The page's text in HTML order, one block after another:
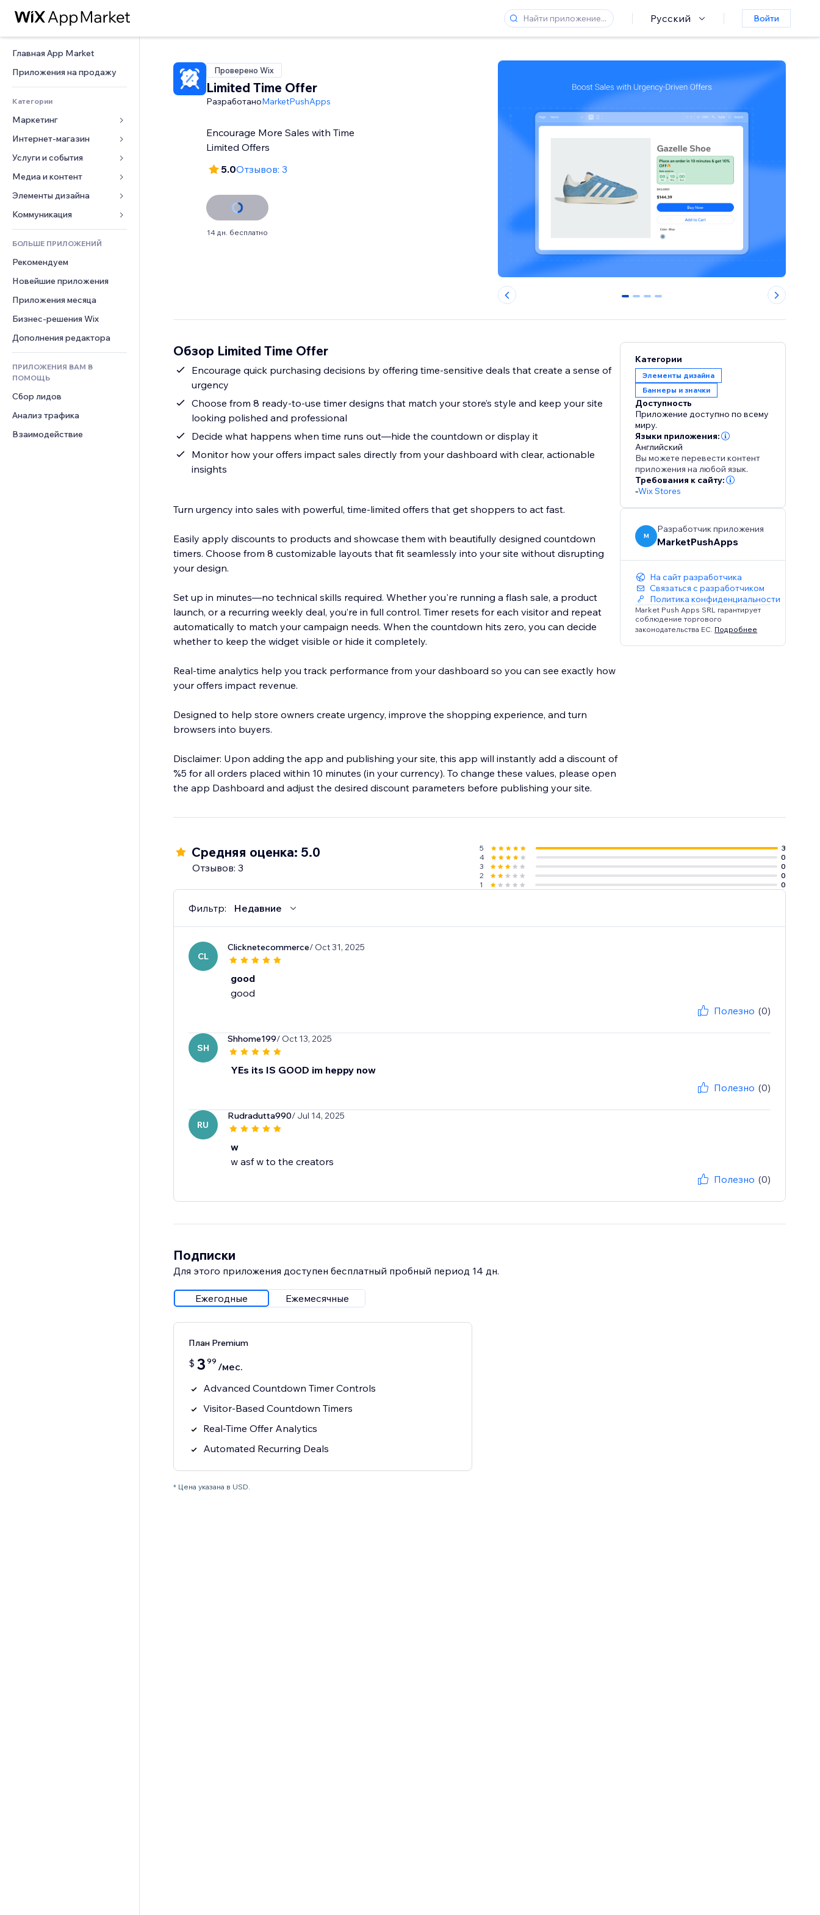
Русский Войти
Главная App Market
Приложения на продажу
Категории
Маркетинг
Реклама
Моб. версия
Веб-аналитика
Списки сайтов
Эл. почта
Интернет-магазин
Приложения для магазинов
Доставка
Кнопки продаж
Бухгалтерский учет
Купоны и лояльность
Складские услуги
Еда и напитки
Услуги и события
Отели
События
Рестораны
Недвижимость
Онлайн-запись
Медиа и контент
Галерея
Музыка
Подкасты
Фотография
Видео
PDF
Обмен файлами
Новости
Элементы дизайна
Карты и навигация
Конфиденциальность и
безопасность
Часы
Баннеры и значки
Калькуляторы
Погода
Графики и таблицы
Формы
Опросы
Чат
Комментарии
Телефон
Сообщество
Отзывы и комментарии
Управление отношениями с
клиентом (CRM)
БОЛЬШЕ ПРИЛОЖЕНИЙ
Рекомендуем
Новейшие приложения
Приложения месяца
Бизнес-решения Wix
Дополнения редактора
ПРИЛОЖЕНИЯ ВАМ В
ПОМОЩЬ
Сбор лидов
Анализ трафика
Взаимодействие
Проверено Wix
Limited Time Offer
РазработаноMarketPushApps
Encourage More Sales with Time
Limited Offers
5.0Отзывов: 3
14 дн. бесплатно
0 1 2 3
Обзор Limited Time Offer
Encourage quick purchasing decisions by offering time-sensitive deals that create a sense of
urgency
Choose from 8 ready-to-use timer designs that match your store’s style and keep your site
looking polished and professional
Decide what happens when time runs out—hide the countdown or display it
Monitor how your offers impact sales directly from your dashboard with clear, actionable
insights
Turn urgency into sales with powerful, time-limited offers that get shoppers to act fast.
Easily apply discounts to products and showcase them with beautifully designed countdown
timers. Choose from 8 customizable layouts that fit seamlessly into your site without disrupting
your design.
Set up in minutes—no technical skills required. Whether you're running a flash sale, a product
launch, or a recurring weekly deal, you’re in full control. Timer resets for each visitor and repeat
automatically to match your campaign needs. When the countdown hits zero, you can decide
whether to keep the widget visible or hide it completely.
Real-time analytics help you track performance from your dashboard so you can see exactly how
your offers impact revenue.
Designed to help store owners create urgency, improve the shopping experience, and turn
browsers into buyers.
Disclaimer: Upon adding the app and publishing your site, this app will instantly add a discount of
%5 for all orders placed within 10 minutes (in your currency). To change these values, please open
the app Dashboard and adjust the desired discount parameters before publishing your site.
Категории
Элементы дизайна
Баннеры и значки
Доступность
Приложение доступно по всему
миру.
Языки приложения:
Английский
Вы можете перевести контент
приложения на любой язык.
Требования к сайту:
-Wix Stores
M
Разработчик приложения
MarketPushApps
На сайт разработчика
Связаться с разработчиком
Политика конфиденциальности
Market Push Apps SRL гарантирует
соблюдение торгового
законодательства ЕС. Подробнее
Средняя оценка: 5.0
Отзывов: 3
5
3
4
0
3
0
2
0
1
0
Фильтр: Недавние
CL
Clicknetecommerce/ Oct 31, 2025
good
good
Полезно (0)
SH
Shhome199/ Oct 13, 2025
YEs its IS GOOD im heppy now
Полезно (0)
RU
Rudradutta990/ Jul 14, 2025
w
w asf w to the creators
Полезно (0)
Подписки
Для этого приложения доступен бесплатный пробный период 14 дн.
Ежегодные Ежемесячные
План Premium
$ 3 99 /мес.
Advanced Countdown Timer Controls
Visitor-Based Countdown Timers
Real-Time Offer Analytics
Automated Recurring Deals
* Цена указана в USD.